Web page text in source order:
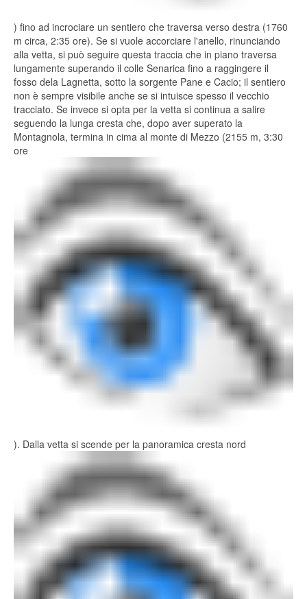
) fino ad incrociare un sentiero che traversa verso destra (1760
m circa, 2:35 ore). Se si vuole accorciare l'anello, rinunciando
alla vetta, si può seguire questa traccia che in piano traversa
lungamente superando il colle Senarica fino a raggingere il
fosso dela Lagnetta, sotto la sorgente Pane e Cacio; il sentiero
non è sempre visibile anche se si intuisce spesso il vecchio
tracciato. Se invece si opta per la vetta si continua a salire
seguendo la lunga cresta che, dopo aver superato la
Montagnola, termina in cima al monte di Mezzo (2155 m, 3:30
ore
). Dalla vetta si scende per la panoramica cresta nord